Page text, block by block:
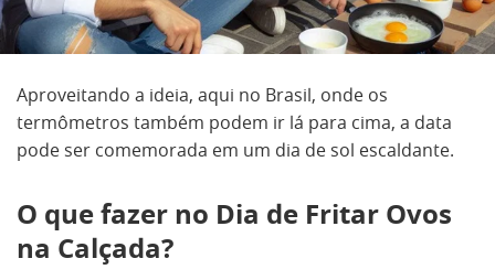
Aproveitando a ideia, aqui no Brasil, onde os
termômetros também podem ir lá para cima, a data
pode ser comemorada em um dia de sol escaldante.
O que fazer no Dia de Fritar Ovos
na Calçada?